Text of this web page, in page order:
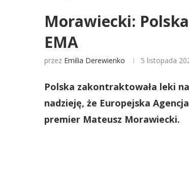
Morawiecki:
EMA
przez Emilia Derewienko 5 listopada
Polska zakontraktowała leki
nadzieję, że Europejska
premier Mateusz Morawiecki.